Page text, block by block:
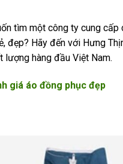
tìm một công ty cung cấp
đẹp? Hãy đến với Hưng
lượng hàng đầu Việt Nam.
giá áo đồng phục đẹp